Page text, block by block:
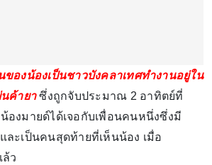
ของน้องเป็นชาวบังคลาเทศทำงานอยู่ใน
นค้ายาซึ่งถูกจับประมาณ 2 อาทิตย์ที่
องมายด์ได้เจอกับเพื่อนคนหนึ่งซึ่งมี
ละเป็นคนสุดท้ายที่เห็นน้อง เมื่อ
ว